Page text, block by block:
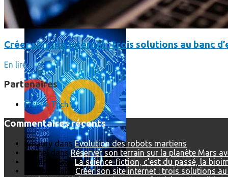
L’intelligence artificielle de Google a maintenant son propre
Créer son site internet : trois solutions au banc
En lire plus
Partenaires
French Tech
Commentaires récents
amaurydansEvolution des robots martiens
MicheldansRéserver son terrain sur la planète Mars
SILAIRE
dansLa science-fiction, c’est du passé, la
Visiteur
dans Créer son site internet : trois solutions au